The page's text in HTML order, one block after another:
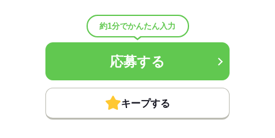
約1分でかんたん入力
応募する
キープする